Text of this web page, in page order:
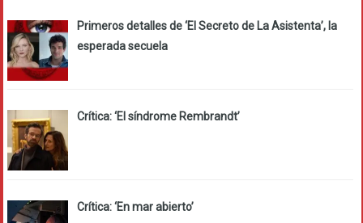
Primeros detalles de ‘El Secreto de La Asistenta’, la
esperada secuela
Crítica: ‘El síndrome Rembrandt’
Crítica: ‘En mar abierto’